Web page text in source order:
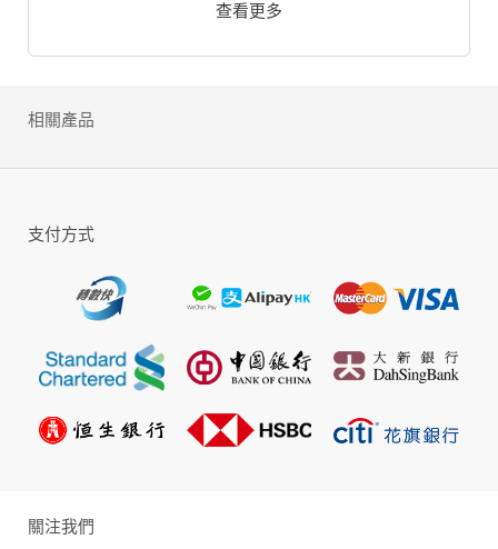
高手各懷抱負先後創立了寒江城、帝王州、水龍吟與萬里殺四大盟
查看更多
相關產品
支付方式
關注我們